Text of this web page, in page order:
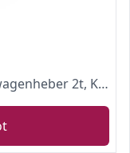
MICHELIN Hydraulischer Rangierwagenheber 2t, Kfz Wagenheber mit Tragegriff